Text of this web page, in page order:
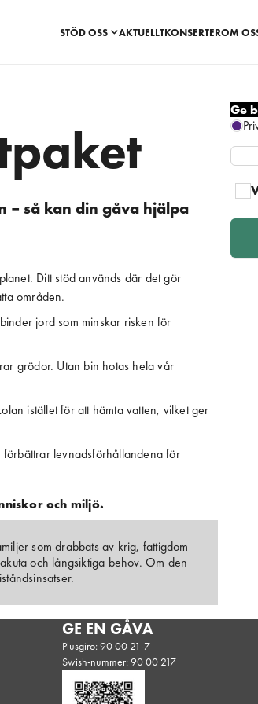
STÖD OSS AKTUELLTKONSERTEROM
– så kan din gåva hjälpa
Ditt stöd används där det gör
områden.
jord som minskar risken för
grödor. Utan bin hotas hela vår
istället för att hämta vatten, vilket ger
levnadsförhållandena för
och miljö.
som drabbats av krig, fattigdom
och långsiktiga behov. Om den
Ge
GE EN GÅVA
Plusgiro: 90 00 21-7
Swish-nummer: 90 00 217